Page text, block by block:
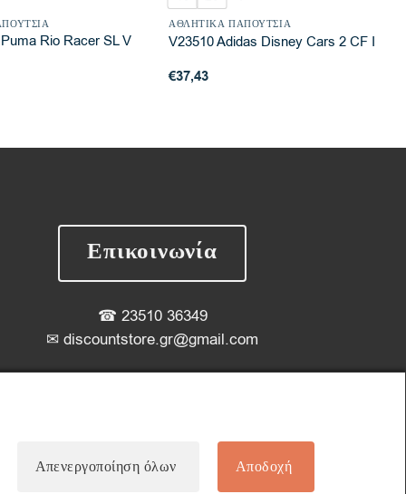
Rio Racer SL V
ΑΘΛΗΤΙΚΆ ΠΑΠΟΎΤΣΙΑ
V23510 Adidas Disney Cars 2 CF I
€37,43
Επικοινωνία
☎ 23510 36349
✉ discountstore.gr@gmail.com
Απενεργοποίηση όλων Αποδοχή